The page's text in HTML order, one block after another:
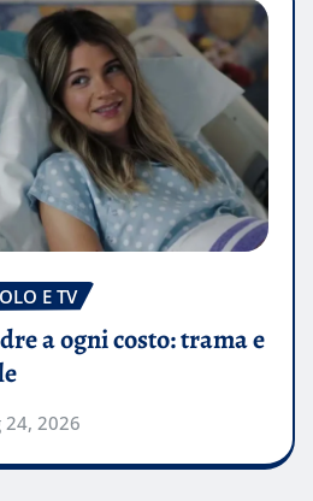
E TV
a ogni costo: trama e
24, 2026